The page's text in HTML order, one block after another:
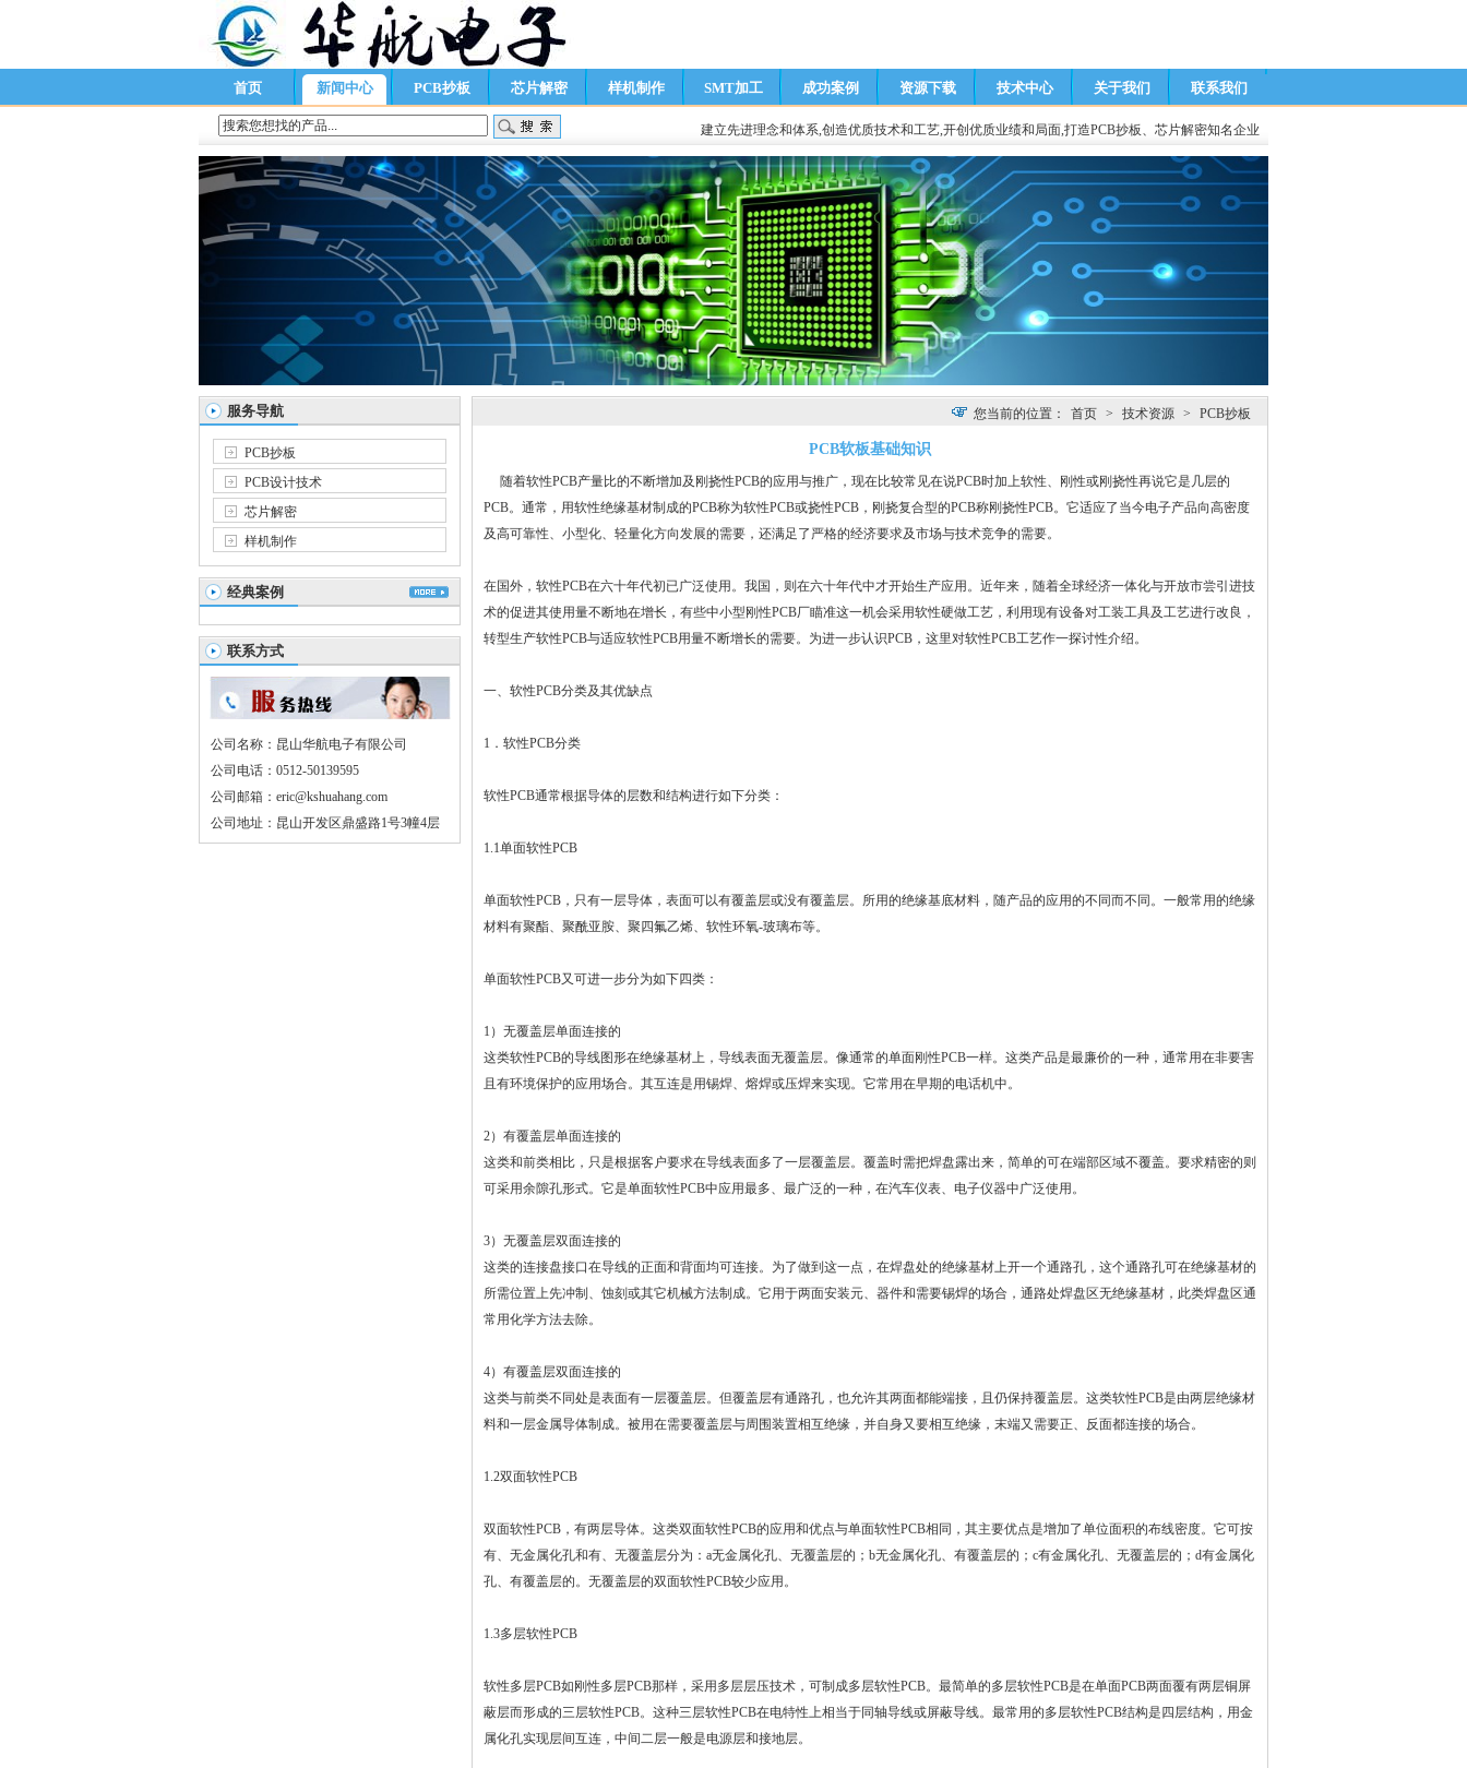
首页 新闻中心 PCB抄板 芯片解密 样机制作 SMT加工 成功案例 资源下载 技术中心 关于我们 联系我们
建立先进理念和体系,创造优质技术和工艺,开创优质业绩和局面,打造PCB抄板、芯片解密知名企业
服务导航
PCB抄板
PCB设计技术
芯片解密
样机制作
经典案例
联系方式
公司名称：昆山华航电子有限公司
公司电话：0512-50139595
公司邮箱：eric@kshuahang.com
公司地址：昆山开发区鼎盛路1号3幢4层
您当前的位置： 首页 > 技术资源 > PCB抄板
PCB软板基础知识
随着软性PCB产量比的不断增加及刚挠性PCB的应用与推广，现在比较常见在说PCB时加上软性、刚性或刚挠性再说它是几层的
PCB。通常，用软性绝缘基材制成的PCB称为软性PCB或挠性PCB ，刚挠复合型的PCB称刚挠性PCB。它适应了当今电子产品向高密度
及高可靠性、小型化、轻量化方向发展的需要，还满足了严格的经济要求及市场与技术竞争的需要。
在国外，软性PCB在六十年代初已广泛使用。我国，则在六十年代中才开始生产应用。近年来，随着全球经济一体化与开放市尝引进技
术的促进其使用量不断地在增长，有些中小型刚性PCB厂瞄准这一机会采用软性硬做工艺，利用现有设备对工装工具及工艺进行改良，
转型生产软性PCB与适应软性PCB用量不断增长的需要。为进一步认识PCB ，这里对软性PCB工艺作一探讨性介绍。
一、软性PCB分类及其优缺点
1．软性PCB分类
软性PCB通常根据导体的层数和结构进行如下分类：
1.1单面软性PCB
单面软性PCB ，只有一层导体，表面可以有覆盖层或没有覆盖层。所用的绝缘基底材料，随产品的应用的不同而不同。一般常用的绝缘
材料有聚酯、聚酰亚胺、聚四氟乙烯、软性环氧-玻璃布等。
单面软性PCB又可进一步分为如下四类：
1）无覆盖层单面连接的
这类软性PCB的导线图形在绝缘基材上，导线表面无覆盖层。像通常的单面刚性PCB一样。这类产品是最廉价的一种，通常用在非要害
且有环境保护的应用场合。其互连是用锡焊、熔焊或压焊来实现。它常用在早期的电话机中。
2）有覆盖层单面连接的
这类和前类相比，只是根据客户要求在导线表面多了一层覆盖层。覆盖时需把焊盘露出来，简单的可在端部区域不覆盖。要求精密的则
可采用余隙孔形式。它是单面软性PCB中应用最多、最广泛的一种，在汽车仪表、电子仪器中广泛使用。
3）无覆盖层双面连接的
这类的连接盘接口在导线的正面和背面均可连接。为了做到这一点，在焊盘处的绝缘基材上开一个通路孔，这个通路孔可在绝缘基材的
所需位置上先冲制、蚀刻或其它机械方法制成。它用于两面安装元、器件和需要锡焊的场合，通路处焊盘区无绝缘基材，此类焊盘区通
常用化学方法去除。
4）有覆盖层双面连接的
这类与前类不同处是表面有一层覆盖层。但覆盖层有通路孔，也允许其两面都能端接，且仍保持覆盖层。这类软性PCB是由两层绝缘材
料和一层金属导体制成。被用在需要覆盖层与周围装置相互绝缘，并自身又要相互绝缘，末端又需要正、反面都连接的场合。
1.2双面软性PCB
双面软性PCB ，有两层导体。这类双面软性PCB的应用和优点与单面软性PCB相同，其主要优点是增加了单位面积的布线密度。它可按
有、无金属化孔和有、无覆盖层分为：a无金属化孔、无覆盖层的；b无金属化孔、有覆盖层的；c有金属化孔、无覆盖层的；d有金属化
孔、有覆盖层的。无覆盖层的双面软性PCB较少应用。
1.3多层软性PCB
软性多层PCB如刚性多层PCB那样，采用多层层压技术，可制成多层软性PCB。最简单的多层软性PCB是在单面PCB两面覆有两层铜屏
蔽层而形成的三层软性PCB。这种三层软性PCB在电特性上相当于同轴导线或屏蔽导线。最常用的多层软性PCB结构是四层结构，用金
属化孔实现层间互连，中间二层一般是电源层和接地层。